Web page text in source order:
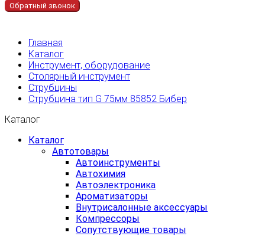
Обратный звонок
Главная
Каталог
Инструмент, оборудование
Столярный инструмент
Струбцины
Струбцина тип G 75мм 85852 Бибер
Каталог
Каталог
Автотовары
Автоинструменты
Автохимия
Автоэлектроника
Ароматизаторы
Внутрисалонные аксессуары
Компрессоры
Сопутствующие товары